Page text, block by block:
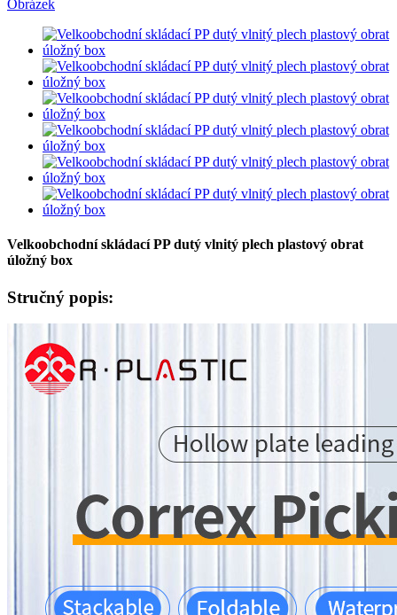
Velkoobchodní skládací PP dutý vlnitý plech plastový obrat
úložný box
Stručný popis: